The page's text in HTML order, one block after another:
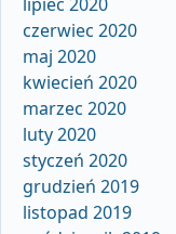
czerwiec 2020
maj 2020
kwiecień 2020
marzec 2020
luty 2020
styczeń 2020
grudzień 2019
listopad 2019